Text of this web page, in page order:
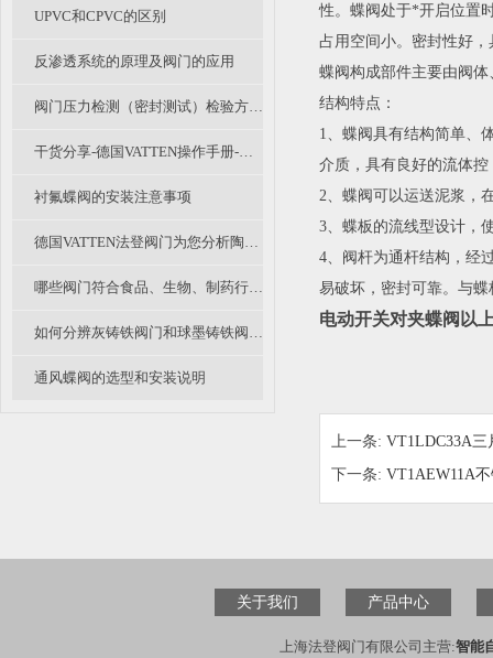
UPVC和CPVC的区别
反渗透系统的原理及阀门的应用
阀门压力检测（密封测试）检验方法（B篇）
干货分享-德国VATTEN操作手册-自控阀门检修规程（二）
衬氟蝶阀的安装注意事项
德国VATTEN法登阀门为您分析陶瓷阀的应用及展望
哪些阀门符合食品、生物、制药行业中卫生级阀门的要求？
如何分辨灰铸铁阀门和球墨铸铁阀门？
通风蝶阀的选型和安装说明
性。蝶阀处于*开启位置
占用空间小。密封性好
蝶阀构成部件主要由阀
结构特点：
1、蝶阀具有结构简单、
介质，具有良好的流体
2、蝶阀可以运送泥浆，
3、蝶板的流线型设计，
4、阀杆为通杆结构，经
易破坏，密封可靠。与
电动开关对夹蝶阀 以
上一条: VT1LDC33A三
下一条: VT1AEW11A
关于我们 产品中心
上海法登阀门有限公司主营:智能